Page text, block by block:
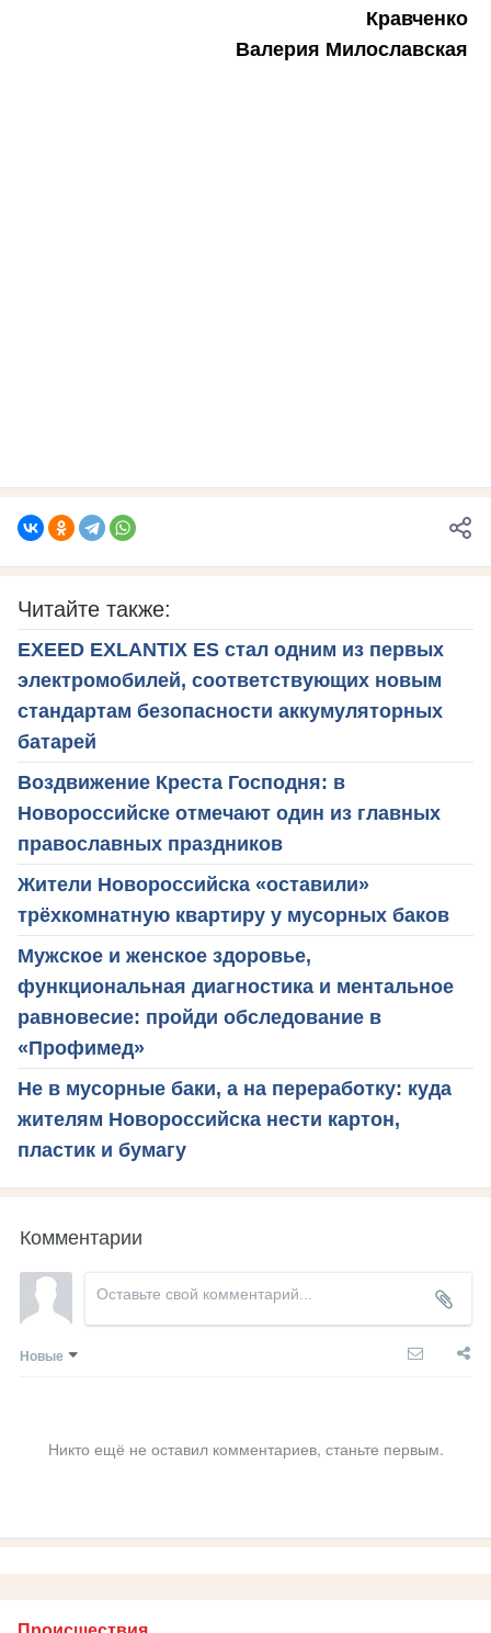
Кравченко
Валерия Милославская
Читайте также:
EXEED EXLANTIX ES стал одним из первых
электромобилей, соответствующих новым
стандартам безопасности аккумуляторных
батарей
Воздвижение Креста Господня: в
Новороссийске отмечают один из главных
православных праздников
Жители Новороссийска «оставили»
трёхкомнатную квартиру у мусорных баков
Мужское и женское здоровье,
функциональная диагностика и ментальное
равновесие: пройди обследование в
«Профимед»
Не в мусорные баки, а на переработку: куда
жителям Новороссийска нести картон,
пластик и бумагу
Комментарии
Новые
Никто ещё не оставил комментариев, станьте первым.